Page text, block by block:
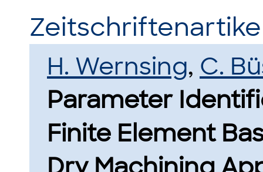
H. Wernsing, C.
Parameter
Finite Element